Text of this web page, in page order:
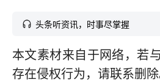
头条听资讯，时事尽掌握
本文素材来自于网络，若
存在侵权行为，请联系删除